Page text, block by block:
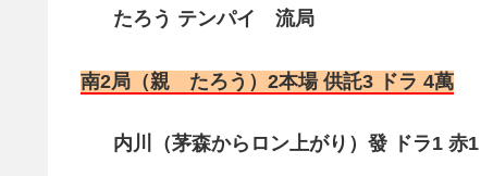
たろう テンパイ 流局
南2局（親 たろう）2本場 供託3 ドラ 4萬
内川（茅森からロン上がり）發 ドラ1